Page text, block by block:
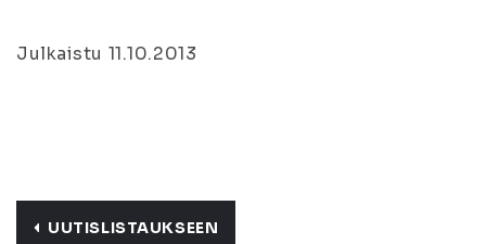
Julkaistu 11.10.2013
UUTISLISTAUKSEEN